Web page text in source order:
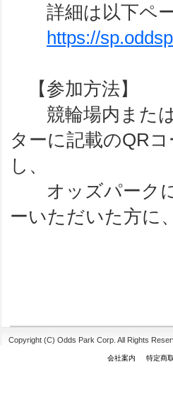
詳細は以下ペー
https://
【参加方法】
競輪場内または
ターに記載のQR
し、
オッズパークに
ーいただいた方に
Copyright (C) Odds Park Corp. All Rights
会社案内 特定商